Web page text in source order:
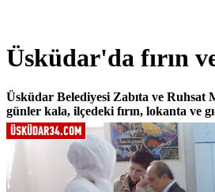
Üsküdar'da fırın
Üsküdar Belediyesi Zabıta ve Ruhsat
günler kala, ilçedeki fırın, lokanta ve